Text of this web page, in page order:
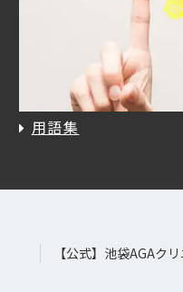
用語集
【公式】池袋AGAク